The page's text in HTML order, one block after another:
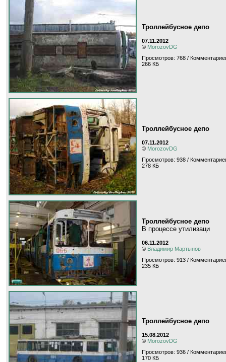
Троллейбусное депо
07.11.2012
© MorozovDG
Просмотров: 768 /
266 КБ
Троллейбусное депо
07.11.2012
© MorozovDG
Просмотров: 938 /
278 КБ
Троллейбусное депо
В процессе утилизаци
06.11.2012
© Владимир Мартынов
Просмотров: 913 /
235 КБ
Троллейбусное депо
15.08.2012
© MorozovDG
Просмотров: 936 /
170 КБ